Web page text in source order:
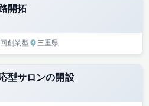
開拓
創業型 三重県
型サロンの開設